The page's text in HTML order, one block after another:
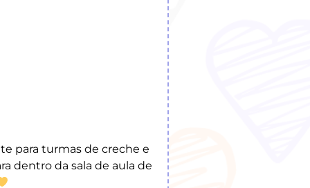
para turmas de creche e
dentro da sala de aula de